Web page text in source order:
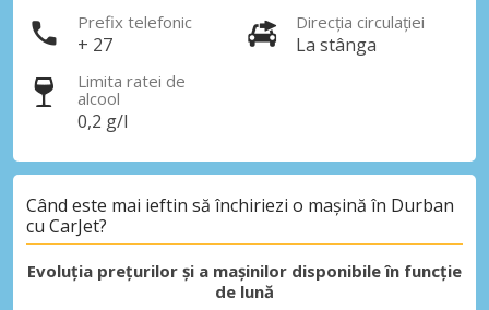
Accesați ofertele exclusive ale
furnizorilor noștri
Autentificare cu eLink
Prefix telefonic
+ 27
Direcția circulației
La stânga
Limita ratei de
alcool
0,2 g/l
Când este mai ieftin să închiriezi o mașină în Durban
cu CarJet?
Evoluția prețurilor și a mașinilor disponibile în funcție
de lună